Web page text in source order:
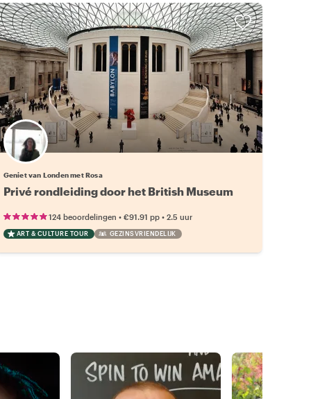
Geniet van Londen met Rosa
Privé rondleiding door het British Museum
124 beoordelingen • €91.91 pp• 2.5 uur
ART & CULTURE TOUR GEZINSVRIENDELIJK